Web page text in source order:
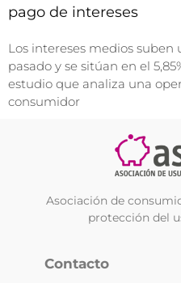
pago de intereses
Los intereses medios suben
pasado y se sitúan en el
estudio que analiza una
consumidor
Asociación de
protección del
Contacto